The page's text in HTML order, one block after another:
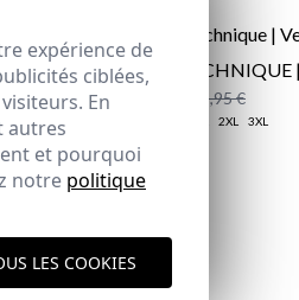
d'expédition
| VERT
GILET TECHNIQUE
39,95 €
2XL 3XL
expérience de
ciblées,
En
autres
et pourquoi
notre politique
LES COOKIES